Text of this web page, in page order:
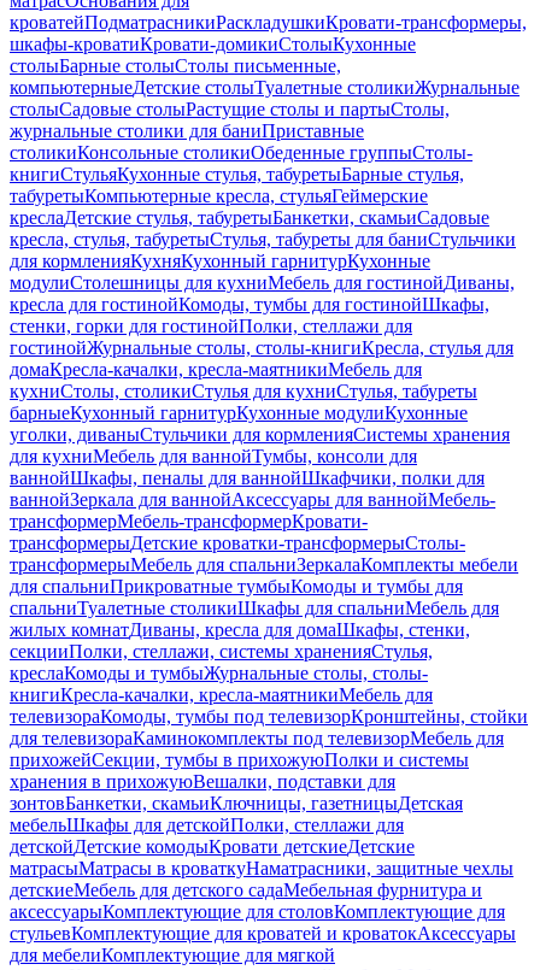
кроватейПодматрасникиРаскладушкиКровати-трансформеры,
шкафы-кроватиКровати-домикиСтолыКухонные
столыБарные столыСтолы письменные,
компьютерныеДетские столыТуалетные столикиЖурнальные
столыСадовые столыРастущие столы и партыСтолы,
журнальные столики для баниПриставные
столикиКонсольные столикиОбеденные группыСтолы-
книгиСтульяКухонные стулья, табуретыБарные стулья,
табуретыКомпьютерные кресла, стульяГеймерские
креслаДетские стулья, табуретыБанкетки, скамьиСадовые
кресла, стулья, табуретыСтулья, табуреты для баниСтульчики
для кормленияКухняКухонный гарнитурКухонные
модулиСтолешницы для кухниМебель для гостинойДиваны,
кресла для гостинойКомоды, тумбы для гостинойШкафы,
стенки, горки для гостинойПолки, стеллажи для
гостинойЖурнальные столы, столы-книгиКресла, стулья для
домаКресла-качалки, кресла-маятникиМебель для
кухниСтолы, столикиСтулья для кухниСтулья, табуреты
барныеКухонный гарнитурКухонные модулиКухонные
уголки, диваныСтульчики для кормленияСистемы хранения
для кухниМебель для ваннойТумбы, консоли для
ваннойШкафы, пеналы для ваннойШкафчики, полки для
ваннойЗеркала для ваннойАксессуары для ваннойМебель-
трансформерМебель-трансформерКровати-
трансформерыДетские кроватки-трансформерыСтолы-
трансформерыМебель для спальниЗеркалаКомплекты мебели
для спальниПрикроватные тумбыКомоды и тумбы для
спальниТуалетные столикиШкафы для спальниМебель для
жилых комнатДиваны, кресла для домаШкафы, стенки,
секцииПолки, стеллажи, системы храненияСтулья,
креслаКомоды и тумбыЖурнальные столы, столы-
книгиКресла-качалки, кресла-маятникиМебель для
телевизораКомоды, тумбы под телевизорКронштейны, стойки
для телевизораКаминокомплекты под телевизорМебель для
прихожейСекции, тумбы в прихожуюПолки и системы
хранения в прихожуюВешалки, подставки для
зонтовБанкетки, скамьиКлючницы, газетницыДетская
мебельШкафы для детскойПолки, стеллажи для
детскойДетские комодыКровати детскиеДетские
матрасыМатрасы в кроваткуНаматрасники, защитные чехлы
детскиеМебель для детского садаМебельная фурнитура и
аксессуарыКомплектующие для столовКомплектующие для
стульевКомплектующие для кроватей и кроватокАксессуары
для мебелиКомплектующие для мягкой